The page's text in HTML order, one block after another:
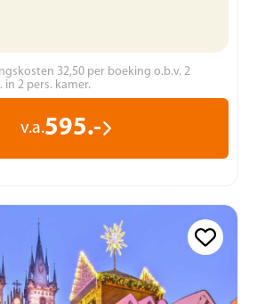
32,50 per boeking o.b.v. 2
in 2 pers. kamer.
v.a.595.-